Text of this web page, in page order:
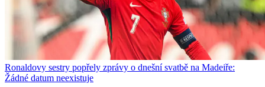
Ronaldovy sestry popřely zprávy o dnešní svatbě na Madeiře:
Žádné datum neexistuje